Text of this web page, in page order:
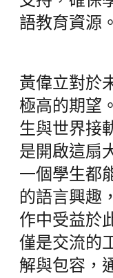
語教育資源。
黃偉立對於
極高的期望
生與世界接
是開啟這扇
一個學生都
的語言興趣
作中受益於
僅是交流的
解與包容，